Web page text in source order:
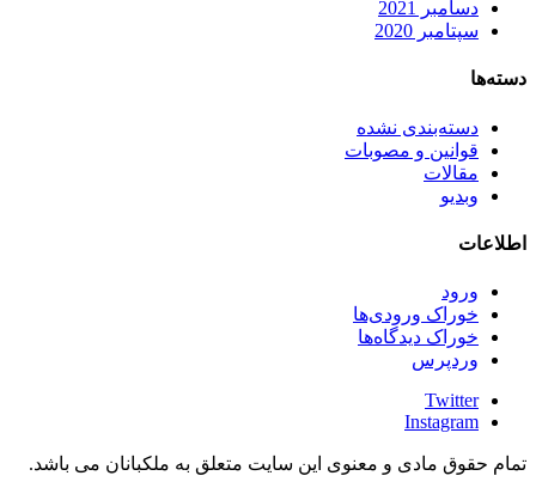
دسامبر 2021
سپتامبر 2020
دسته‌ها
دسته‌بندی نشده
قوانین و مصوبات
مقالات
وبدیو
اطلاعات
ورود
خوراک ورودی‌ها
خوراک دیدگاه‌ها
وردپرس
Twitter
Instagram
تمام حقوق مادی و معنوی این سایت متعلق به ملکبانان می باشد.